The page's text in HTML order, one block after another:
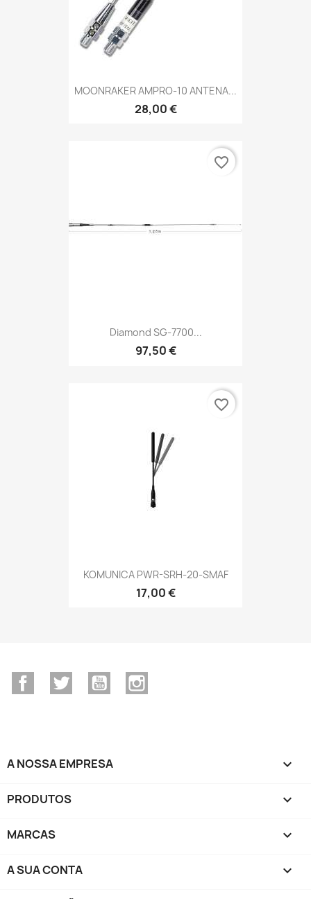
MOONRAKER AMPRO-10 ANTENA...
28,00 €
Diamond SG-7700...
97,50 €
favorite_border
KOMUNICA PWR-SRH-20-SMAF
17,00 €
favorite_border
FacebookTwitter YouTube
A NOSSA EMPRESA 
PRODUTOS 
MARCAS 
A SUA CONTA 